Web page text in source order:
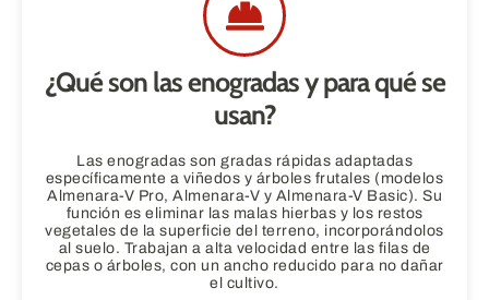
¿Qué son las enogradas y para qué se
usan?
Las enogradas son gradas rápidas adaptadas
específicamente a viñedos y árboles frutales (modelos
Almenara-V Pro, Almenara-V y Almenara-V Basic). Su
función es eliminar las malas hierbas y los restos
vegetales de la superficie del terreno, incorporándolos
al suelo. Trabajan a alta velocidad entre las filas de
cepas o árboles, con un ancho reducido para no dañar
el cultivo.